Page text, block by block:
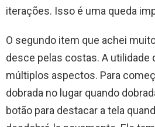
iterações. Isso é uma queda
O segundo item que achei
desce pelas costas. A utilidade
múltiplos aspectos. Para
dobrada no lugar quando
botão para destacar a tela